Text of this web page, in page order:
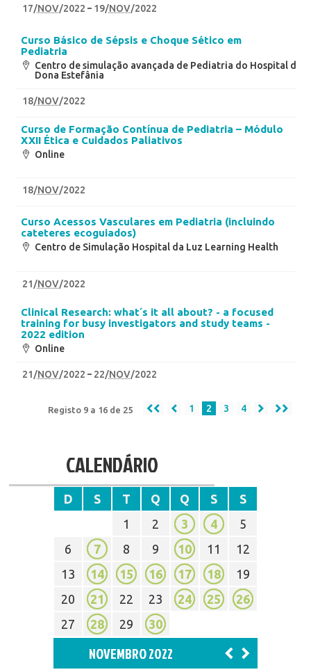
17/NOV/2022 19/NOV/2022
Curso Básico de Sépsis e Choque Sético em
Pediatria
Centro de simulação avançada de Pediatria do Hospital de
Dona Estefânia
18/NOV/2022
Curso de Formação Contínua de Pediatria – Módulo
XXII Ética e Cuidados Paliativos
Online
18/NOV/2022
Curso Acessos Vasculares em Pediatria (incluindo
cateteres ecoguiados)
Centro de Simulação Hospital da Luz Learning Health
21/NOV/2022
Clinical Research: what´s it all about? - a focused
training for busy investigators and study teams -
2022 edition
Online
21/NOV/2022 22/NOV/2022
Registo 9 a 16 de 25 1 2 3 4
CALENDÁRIO
D S T Q Q S
S
1
2 3 4
5
6
7 8 9 10 11
12
13
14 15 16 17 18
19
20
21 22 23 24 25
26
27
28 29 30
NOVEMBRO 2022